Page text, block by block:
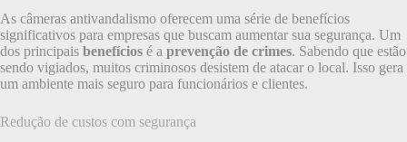
As câmeras antivandalismo oferecem uma série de benefícios
significativos para empresas que buscam aumentar sua segurança. Um
dos principais benefícios é a prevenção de crimes. Sabendo que estão
sendo vigiados, muitos criminosos desistem de atacar o local. Isso gera
um ambiente mais seguro para funcionários e clientes.
Redução de custos com segurança